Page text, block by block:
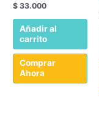
$ 33.000
Añadir al
carrito
Comprar
Ahora